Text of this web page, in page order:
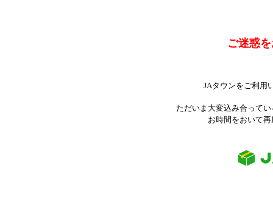
ご迷惑
JAタウンをご利用
ただいま大変込み合って
お時間をおいて